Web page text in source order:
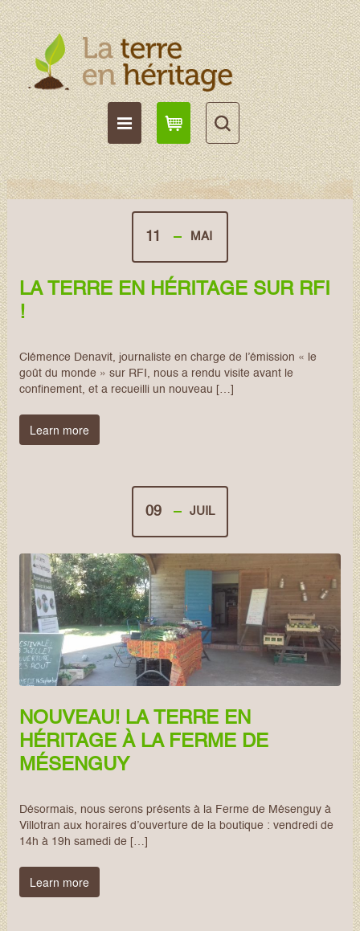
11 MAI
LA TERRE EN HÉRITAGE SUR RFI
!
Clémence Denavit, journaliste en charge de l’émission « le
goût du monde » sur RFI, nous a rendu visite avant le
confinement, et a recueilli un nouveau […]
Learn more
09 JUIL
NOUVEAU! LA TERRE EN
HÉRITAGE À LA FERME DE
MÉSENGUY
Désormais, nous serons présents à la Ferme de Mésenguy à
Villotran aux horaires d’ouverture de la boutique : vendredi de
14h à 19h samedi de […]
Learn more